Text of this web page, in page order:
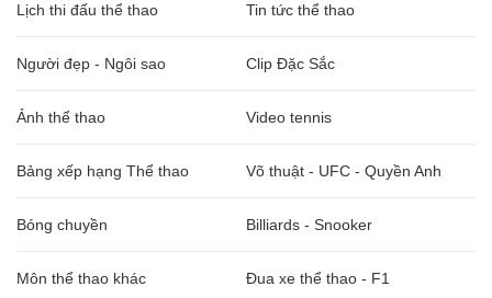
Lịch thi đấu thể thao Tin tức thể thao
Người đẹp - Ngôi sao Clip Đặc Sắc
Ảnh thể thao Video tennis
Bảng xếp hạng Thể thao Võ thuật - UFC - Quyền Anh
Bóng chuyền Billiards - Snooker
Môn thể thao khác Đua xe thể thao - F1